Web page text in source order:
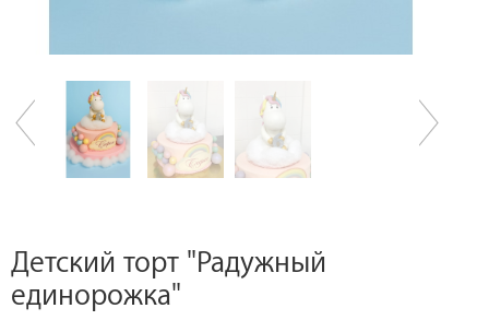
Детский торт "Радужный
единорожка"